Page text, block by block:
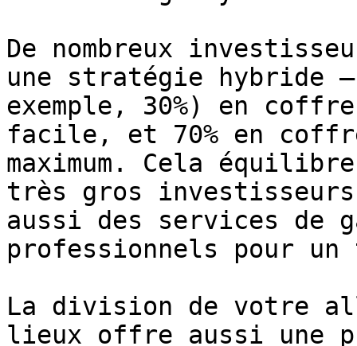
De nombreux
une stratégie hybride
exemple, 30%) en
facile, et 70% en
maximum. Cela
très gros
aussi des services de
professionnels pour
La division de votre
lieux offre aussi une